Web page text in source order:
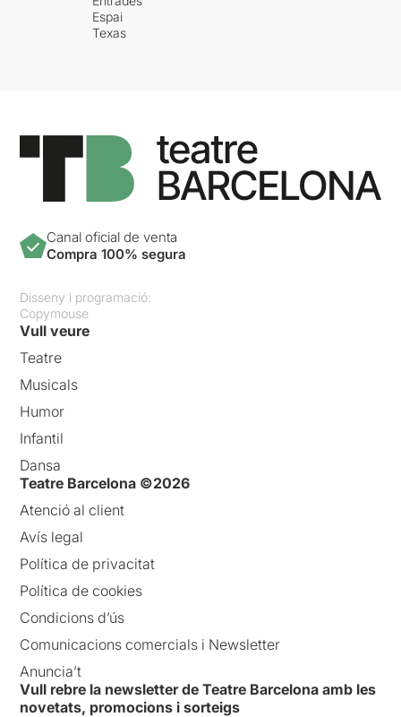
Espai
Texas
Canal oficial de venta
Compra 100% segura
Disseny i programació:
Copymouse
Vull veure
Teatre
Musicals
Humor
Infantil
Dansa
Teatre Barcelona ©2026
Atenció al client
Avís legal
Política de privacitat
Política de cookies
Condicions d’ús
Comunicacions comercials i Newsletter
Anuncia’t
Vull rebre la newsletter de Teatre Barcelona amb les
novetats, promocions i sorteigs